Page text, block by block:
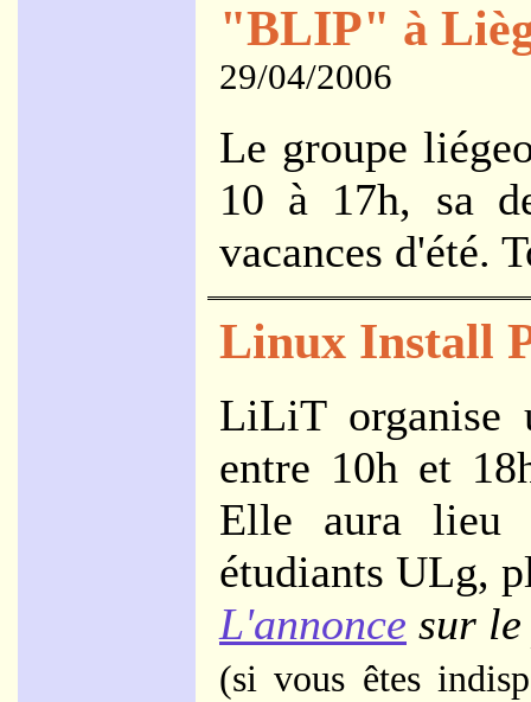
"BLIP" à
29/04/2006
Le groupe
10 à 17h, sa
vacances d'été.
Linux Install
LiLiT organise
entre 10h et
Elle aura
étudiants ULg,
L'annonce sur
(si vous êtes